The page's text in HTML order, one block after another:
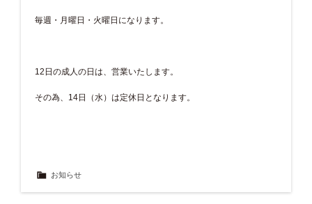
毎週・月曜日・火曜日になります。
12日の成人の日は、営業いたします。
その為、14日（水）は定休日となります。
お知らせ